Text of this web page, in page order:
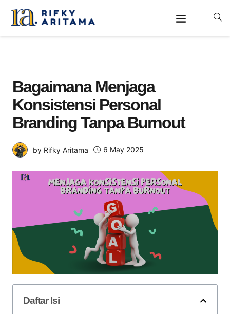
Bagaimana Menjaga
Konsistensi Personal
Branding Tanpa Burnout
by Rifky Aritama 6 May 2025
Daftar Isi